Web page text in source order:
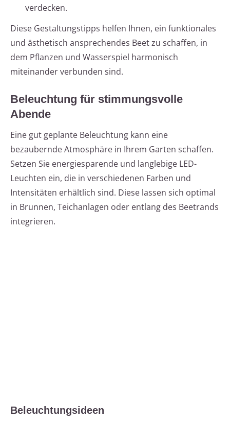
verdecken.
Diese Gestaltungstipps helfen Ihnen, ein funktionales
und ästhetisch ansprechendes Beet zu schaffen, in
dem Pflanzen und Wasserspiel harmonisch
miteinander verbunden sind.
Beleuchtung für stimmungsvolle
Abende
Eine gut geplante Beleuchtung kann eine
bezaubernde Atmosphäre in Ihrem Garten schaffen.
Setzen Sie energiesparende und langlebige LED-
Leuchten ein, die in verschiedenen Farben und
Intensitäten erhältlich sind. Diese lassen sich optimal
in Brunnen, Teichanlagen oder entlang des Beetrands
integrieren.
Beleuchtungsideen